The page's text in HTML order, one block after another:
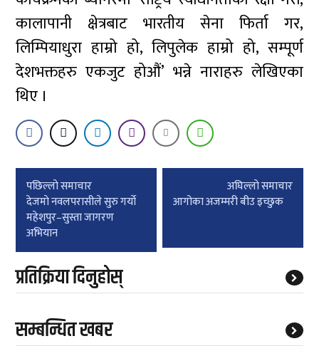
कालापानी क्षेत्रबाट भारतीय सेना फिर्ता गर,
लिम्पियाधुरा हाम्रो हो, लिपुलेक हाम्रो हो, सम्पूर्ण
देशभक्तहरु एकजुट होऔं’ भन्ने नाराहरु लेखिएका
थिए ।
Post
navigation
पछिल्लाे समाचार
देजमाे नवलपरासीले सुरु गर्याे
महेशपुर–सुस्ता जागरण
अभियान
अघिल्लाे समाचार
आगोका अजम्मरी बीउ इच्छुक
प्रतिक्रिया दिनुहोस्
सम्बन्धित खबर